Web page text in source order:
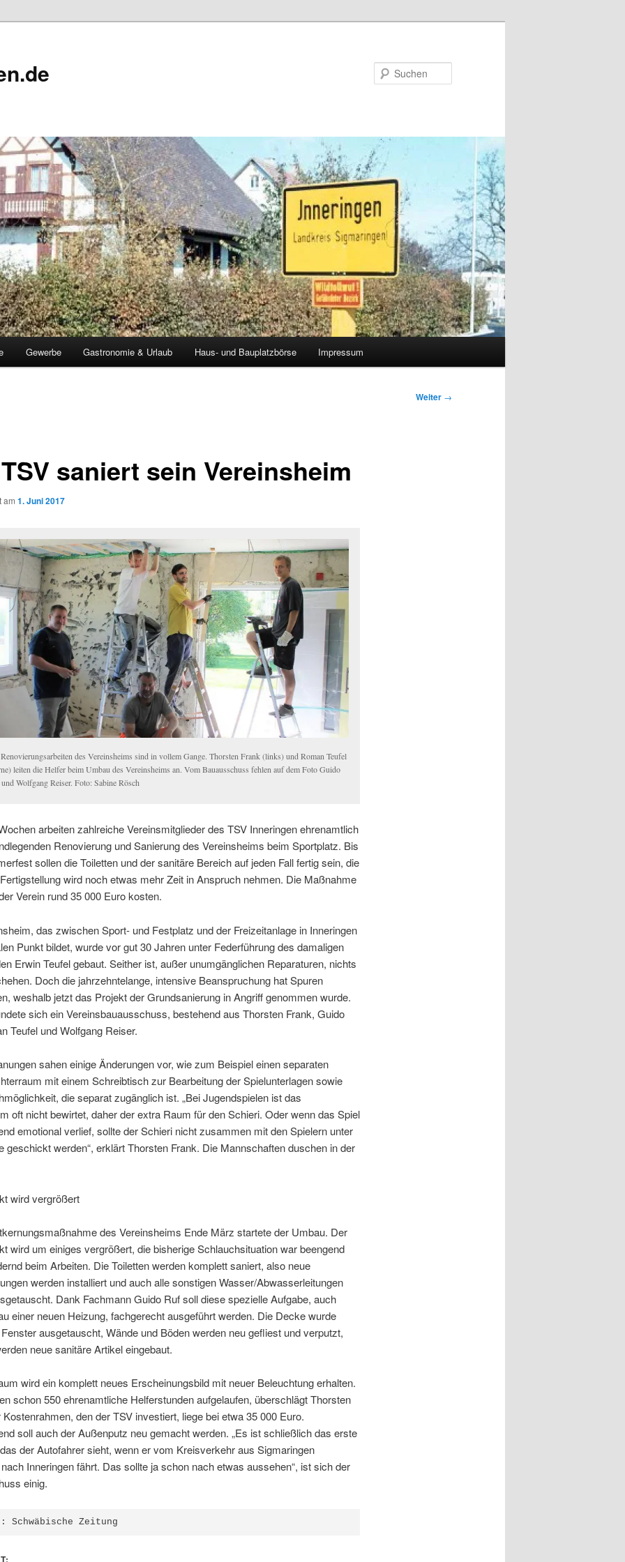
Gewerbe Gastronomie & Urlaub Haus- und Bauplatzbörse Impressum
Weiter →
saniert sein Vereinsheim
am 1. Juni 2017
des Vereinsheims sind in vollem Gange. Thorsten Frank (links) und Roman Teufel
leiten die Helfer beim Umbau des Vereinsheims an. Vom Bauausschuss fehlen auf dem Foto Guido
Wolfgang Reiser. Foto: Sabine Rösch
arbeiten zahlreiche Vereinsmitglieder des TSV Inneringen ehrenamtlich
Renovierung und Sanierung des Vereinsheims beim Sportplatz. Bis
sollen die Toiletten und der sanitäre Bereich auf jeden Fall fertig sein, die
wird noch etwas mehr Zeit in Anspruch nehmen. Die Maßnahme
Verein rund 35 000 Euro kosten.
das zwischen Sport- und Festplatz und der Freizeitanlage in Inneringen
Punkt bildet, wurde vor gut 30 Jahren unter Federführung des damaligen
Erwin Teufel gebaut. Seither ist, außer unumgänglichen Reparaturen, nichts
Doch die jahrzehntelange, intensive Beanspruchung hat Spuren
weshalb jetzt das Projekt der Grundsanierung in Angriff genommen wurde.
sich ein Vereinsbauausschuss, bestehend aus Thorsten Frank, Guido
Teufel und Wolfgang Reiser.
sahen einige Änderungen vor, wie zum Beispiel einen separaten
mit einem Schreibtisch zur Bearbeitung der Spielunterlagen sowie
die separat zugänglich ist. „Bei Jugendspielen ist das
oft nicht bewirtet, daher der extra Raum für den Schieri. Oder wenn das Spiel
emotional verlief, sollte der Schieri nicht zusammen mit den Spielern unter
geschickt werden“, erklärt Thorsten Frank. Die Mannschaften duschen in der
wird vergrößert
des Vereinsheims Ende März startete der Umbau. Der
wird um einiges vergrößert, die bisherige Schlauchsituation war beengend
beim Arbeiten. Die Toiletten werden komplett saniert, also neue
werden installiert und auch alle sonstigen Wasser/Abwasserleitungen
Dank Fachmann Guido Ruf soll diese spezielle Aufgabe, auch
einer neuen Heizung, fachgerecht ausgeführt werden. Die Decke wurde
ausgetauscht, Wände und Böden werden neu gefliest und verputzt,
neue sanitäre Artikel eingebaut.
wird ein komplett neues Erscheinungsbild mit neuer Beleuchtung erhalten.
schon 550 ehrenamtliche Helferstunden aufgelaufen, überschlägt Thorsten
Kostenrahmen, den der TSV investiert, liege bei etwa 35 000 Euro.
soll auch der Außenputz neu gemacht werden. „Es ist schließlich das erste
der Autofahrer sieht, wenn er vom Kreisverkehr aus Sigmaringen
Inneringen fährt. Das sollte ja schon nach etwas aussehen“, ist sich der
einig.
Schwäbische Zeitung